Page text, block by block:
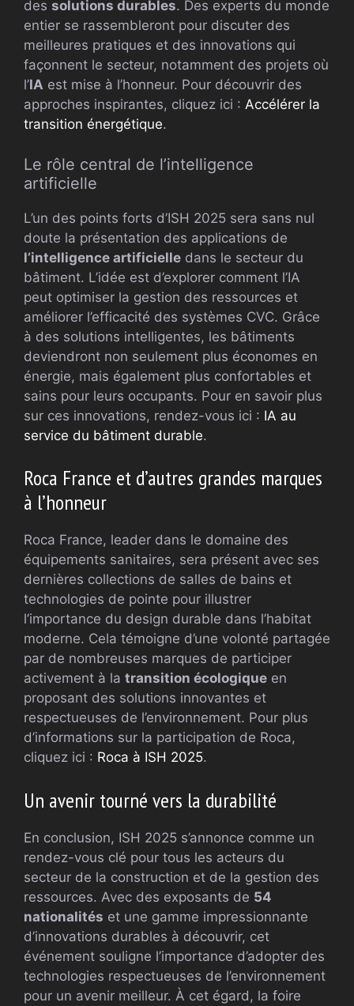
des solutions durables. Des experts du monde
entier se rassembleront pour discuter des
meilleures pratiques et des innovations qui
façonnent le secteur, notamment des projets où
l’IA est mise à l’honneur. Pour découvrir des
approches inspirantes, cliquez ici : Accélérer la
transition énergétique.
Le rôle central de l’intelligence
artificielle
L’un des points forts d’ISH 2025 sera sans nul
doute la présentation des applications de
l’intelligence artificielle dans le secteur du
bâtiment. L’idée est d’explorer comment l’IA
peut optimiser la gestion des ressources et
améliorer l’efficacité des systèmes CVC. Grâce
à des solutions intelligentes, les bâtiments
deviendront non seulement plus économes en
énergie, mais également plus confortables et
sains pour leurs occupants. Pour en savoir plus
sur ces innovations, rendez-vous ici : IA au
service du bâtiment durable.
Roca France et d’autres grandes marques
à l’honneur
Roca France, leader dans le domaine des
équipements sanitaires, sera présent avec ses
dernières collections de salles de bains et
technologies de pointe pour illustrer
l’importance du design durable dans l’habitat
moderne. Cela témoigne d’une volonté partagée
par de nombreuses marques de participer
activement à la transition écologique en
proposant des solutions innovantes et
respectueuses de l’environnement. Pour plus
d’informations sur la participation de Roca,
cliquez ici : Roca à ISH 2025.
Un avenir tourné vers la durabilité
En conclusion, ISH 2025 s’annonce comme un
rendez-vous clé pour tous les acteurs du
secteur de la construction et de la gestion des
ressources. Avec des exposants de 54
nationalités et une gamme impressionnante
d’innovations durables à découvrir, cet
événement souligne l’importance d’adopter des
technologies respectueuses de l’environnement
pour un avenir meilleur. À cet égard, la foire